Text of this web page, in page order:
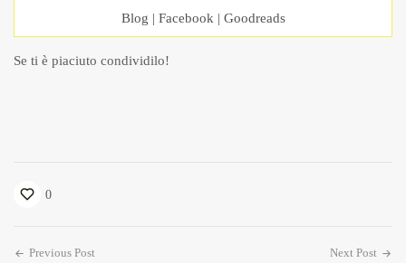
Blog | Facebook | Goodreads
Se ti è piaciuto condividilo!
0
Previous Post
Next Post